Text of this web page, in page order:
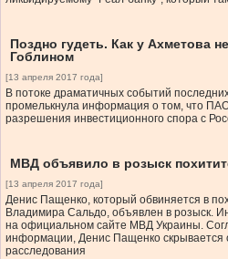
Поздно гудеть. Как у Ахметова
Гоблином
[13 апреля 2017 года]
В потоке драматичных событий
промелькнула информация о том, что
разрешения инвестиционного спора с
МВД объявило в розыск
[13 апреля 2017 года]
Денис Пащенко, который обвиняется в
Владимира Сальдо, объявлен в розыск.
на официальном сайте МВД Украины.
информации, Денис Пащенко скрывается
расследования